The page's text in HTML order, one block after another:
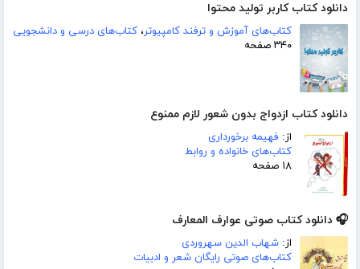
دانلود کتاب کاربر تولید محتوا
کتاب‌های آموزش و ترفند کامپیوتر، کتاب‌های درسی و دانشجویی
۳۴۰ صفحه
دانلود کتاب ازدواج بدون شعور لازم ممنوع
از: فهیمه برخورداری
کتاب‌های خانواده و روابط
۱۸ صفحه
🎧 دانلود کتاب صوتی عوارف المعارف
از: شهاب الدین سهروردی
کتاب‌های صوتی رایگان شعر و ادبیات